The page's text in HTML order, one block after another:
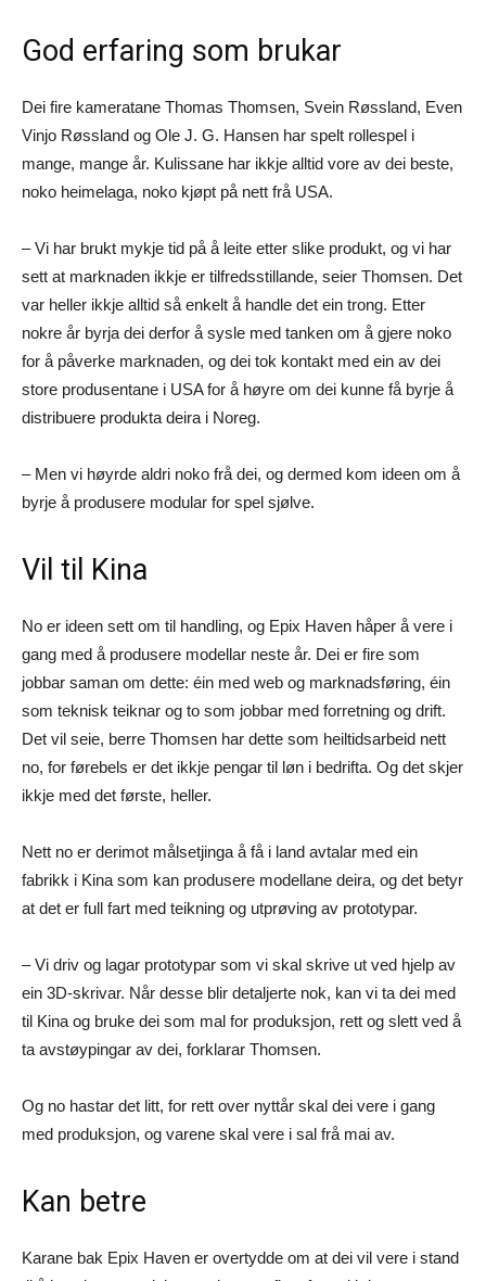
God erfaring som brukar
Dei fire kameratane Thomas Thomsen, Svein Røssland, Even
Vinjo Røssland og Ole J. G. Hansen har spelt rollespel i
mange, mange år. Kulissane har ikkje alltid vore av dei beste,
noko heimelaga, noko kjøpt på nett frå USA.
– Vi har brukt mykje tid på å leite etter slike produkt, og vi har
sett at marknaden ikkje er tilfredsstillande, seier Thomsen. Det
var heller ikkje alltid så enkelt å handle det ein trong. Etter
nokre år byrja dei derfor å sysle med tanken om å gjere noko
for å påverke marknaden, og dei tok kontakt med ein av dei
store produsentane i USA for å høyre om dei kunne få byrje å
distribuere produkta deira i Noreg.
– Men vi høyrde aldri noko frå dei, og dermed kom ideen om å
byrje å produsere modular for spel sjølve.
Vil til Kina
No er ideen sett om til handling, og Epix Haven håper å vere i
gang med å produsere modellar neste år. Dei er fire som
jobbar saman om dette: éin med web og marknadsføring, éin
som teknisk teiknar og to som jobbar med forretning og drift.
Det vil seie, berre Thomsen har dette som heiltidsarbeid nett
no, for førebels er det ikkje pengar til løn i bedrifta. Og det skjer
ikkje med det første, heller.
Nett no er derimot målsetjinga å få i land avtalar med ein
fabrikk i Kina som kan produsere modellane deira, og det betyr
at det er full fart med teikning og utprøving av prototypar.
– Vi driv og lagar prototypar som vi skal skrive ut ved hjelp av
ein 3D-skrivar. Når desse blir detaljerte nok, kan vi ta dei med
til Kina og bruke dei som mal for produksjon, rett og slett ved å
ta avstøypingar av dei, forklarar Thomsen.
Og no hastar det litt, for rett over nyttår skal dei vere i gang
med produksjon, og varene skal vere i sal frå mai av.
Kan betre
Karane bak Epix Haven er overtydde om at dei vil vere i stand